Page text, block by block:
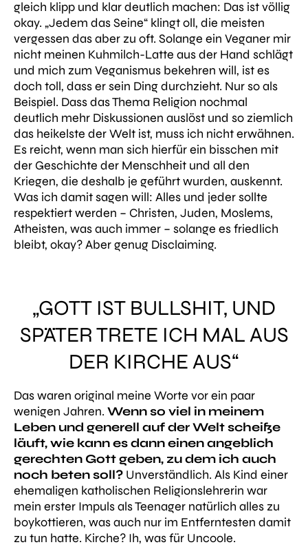
gleich klipp und klar deutlich machen: Das ist völlig
okay. „Jedem das Seine“ klingt oll, die meisten
vergessen das aber zu oft. Solange ein Veganer mir
nicht meinen Kuhmilch-Latte aus der Hand schlägt
und mich zum Veganismus bekehren will, ist es
doch toll, dass er sein Ding durchzieht. Nur so als
Beispiel. Dass das Thema Religion nochmal
deutlich mehr Diskussionen auslöst und so ziemlich
das heikelste der Welt ist, muss ich nicht erwähnen.
Es reicht, wenn man sich hierfür ein bisschen mit
der Geschichte der Menschheit und all den
Kriegen, die deshalb je geführt wurden, auskennt.
Was ich damit sagen will: Alles und jeder sollte
respektiert werden – Christen, Juden, Moslems,
Atheisten, was auch immer – solange es friedlich
bleibt, okay? Aber genug Disclaiming.
„GOTT IST BULLSHIT, UND
SPÄTER TRETE ICH MAL AUS
DER KIRCHE AUS“
Das waren original meine Worte vor ein paar
wenigen Jahren. Wenn so viel in meinem
Leben und generell auf der Welt scheiße
läuft, wie kann es dann einen angeblich
gerechten Gott geben, zu dem ich auch
noch beten soll? Unverständlich. Als Kind einer
ehemaligen katholischen Religionslehrerin war
mein erster Impuls als Teenager natürlich alles zu
boykottieren, was auch nur im Entferntesten damit
zu tun hatte. Kirche? Ih, was für Uncoole.